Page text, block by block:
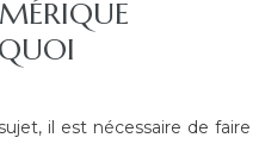
QUOI
il est nécessaire de faire